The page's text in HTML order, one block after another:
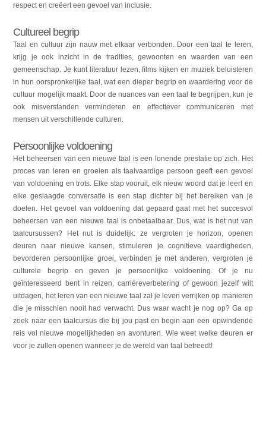
respect en creëert een gevoel van inclusie.
Cultureel begrip
Taal en cultuur zijn nauw met elkaar verbonden. Door een taal te leren,
krijg je ook inzicht in de tradities, gewoonten en waarden van een
gemeenschap. Je kunt literatuur lezen, films kijken en muziek beluisteren
in hun oorspronkelijke taal, wat een dieper begrip en waardering voor de
cultuur mogelijk maakt. Door de nuances van een taal te begrijpen, kun je
ook misverstanden verminderen en effectiever communiceren met
mensen uit verschillende culturen.
Persoonlijke voldoening
Het beheersen van een nieuwe taal is een lonende prestatie op zich. Het
proces van leren en groeien als taalvaardige persoon geeft een gevoel
van voldoening en trots. Elke stap vooruit, elk nieuw woord dat je leert en
elke geslaagde conversatie is een stap dichter bij het bereiken van je
doelen. Het gevoel van voldoening dat gepaard gaat met het succesvol
beheersen van een nieuwe taal is onbetaalbaar. Dus, wat is het nut van
taalcursussen? Het nut is duidelijk: ze vergroten je horizon, openen
deuren naar nieuwe kansen, stimuleren je cognitieve vaardigheden,
bevorderen persoonlijke groei, verbinden je met anderen, vergroten je
culturele begrip en geven je persoonlijke voldoening. Of je nu
geïnteresseerd bent in reizen, carrièreverbetering of gewoon jezelf wilt
uitdagen, het leren van een nieuwe taal zal je leven verrijken op manieren
die je misschien nooit had verwacht. Dus waar wacht je nog op? Ga op
zoek naar een taalcursus die bij jou past en begin aan een opwindende
reis vol nieuwe mogelijkheden en avonturen. Wie weet welke deuren er
voor je zullen openen wanneer je de wereld van taal betreedt!